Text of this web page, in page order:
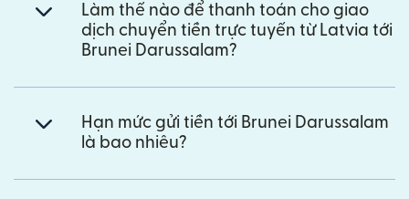
Làm thế nào để thanh toán cho giao
dịch chuyển tiền trực tuyến từ Latvia tới
Brunei Darussalam?
Hạn mức gửi tiền tới Brunei Darussalam
là bao nhiêu?